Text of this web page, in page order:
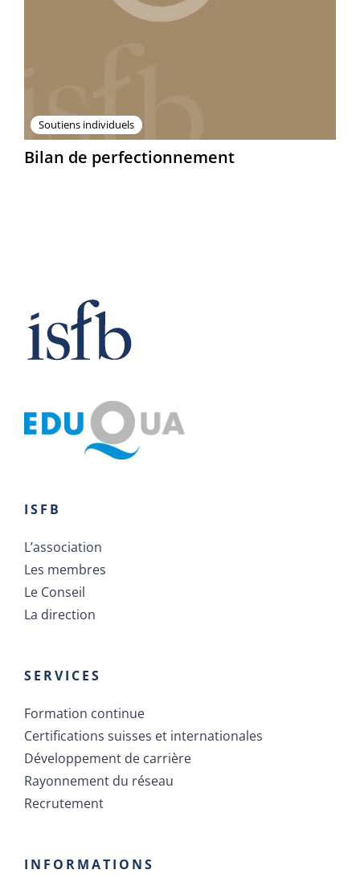
Soutiens individuels
Bilan de perfectionnement
ISFB
L’association
Les membres
Le Conseil
La direction
SERVICES
Formation continue
Certifications suisses et internationales
Développement de carrière
Rayonnement du réseau
Recrutement
INFORMATIONS